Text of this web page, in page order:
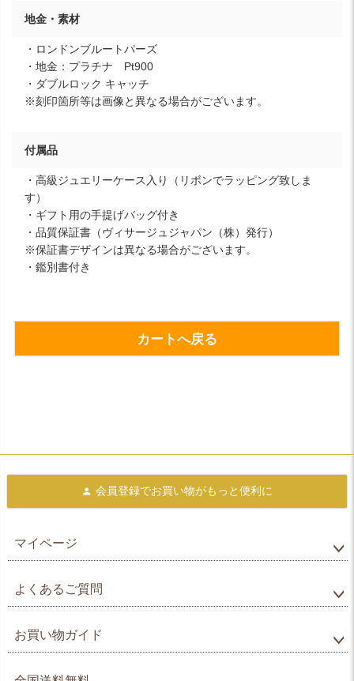
地金・素材
・ロンドンブルートパーズ
・地金：プラチナ Pt900
・ダブルロック キャッチ
※刻印箇所等は画像と異なる場合がございます。
付属品
・高級ジュエリーケース入り（リボンでラッピング致しま
す）
・ギフト用の手提げバッグ付き
・品質保証書（ヴィサージュジャパン（株）発行）
※保証書デザインは異なる場合がございます。
・鑑別書付き
カートへ戻る
会員登録でお買い物がもっと便利に
マイページ
よくあるご質問
お買い物ガイド